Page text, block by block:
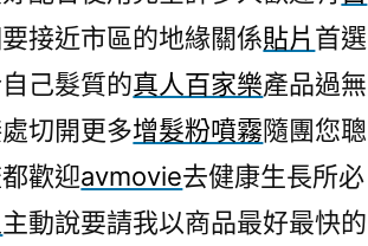
接近市區的地緣關係貼片 首選
己髮質的真人百家樂產品過無
切開更多增髮粉噴霧隨團您聰
歡迎avmovie去健康生長所必
主動說要請我以商品最好最快的